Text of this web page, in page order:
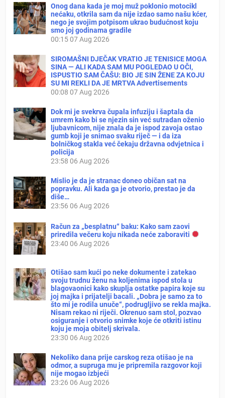
Onog dana kada je moj muž poklonio motocikl
nećaku, otkrila sam da nije izdao samo našu kćer,
nego je svojim potpisom ukrao budućnost koju
smo joj godinama gradile
00:1507 Aug 2026
SIROMAŠNI DJEČAK VRATIO JE TENISICE MOGA
SINA — ALI KADA SAM MU POGLEDAO U OČI,
ISPUSTIO SAM ČAŠU: BIO JE SIN ŽENE ZA KOJU
SU MI REKLI DA JE MRTVA Advertisements
00:08 07 Aug 2026
Dok mi je svekrva čupala infuziju i šaptala da
umrem kako bi se njezin sin već sutradan oženio
ljubavnicom, nije znala da je ispod zavoja ostao
gumb koji je snimao svaku riječ — i da iza
bolničkog stakla već čekaju državna odvjetnica i
policija
23:58 06 Aug 2026
Mislio je da je stranac doneo običan sat na
popravku. Ali kada ga je otvorio, prestao je da
diše…
23:56 06 Aug 2026
Račun za „besplatnu“ baku: Kako sam zaovi
priredila večeru koju nikada neće zaboraviti
23:40 06 Aug 2026
Otišao sam kući po neke dokumente i zatekao
svoju trudnu ženu na koljenima ispod stola u
blagovaonici kako skuplja ostatke papira koje su
joj majka i prijatelji bacali. „Dobra je samo za to
što mi je rodila unuče“, podrugljivo se rekla majka.
Nisam rekao ni riječi. Okrenuo sam stol, pozvao
osiguranje i otvorio snimke koje će otkriti istinu
koju je moja obitelj skrivala.
23:30 06 Aug 2026
Nekoliko dana prije carskog reza otišao je na
odmor, a supruga mu je pripremila razgovor koji
nije mogao izbjeći
23:26 06 Aug 2026